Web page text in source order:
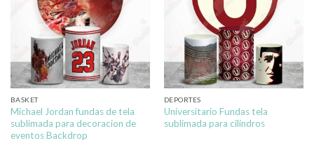
BASKET
Michael Jordan fundas de tela
sublimada para decoracion de
eventos Backdrop
DEPORTES
Universitario Fundas tela
sublimada para cilindros